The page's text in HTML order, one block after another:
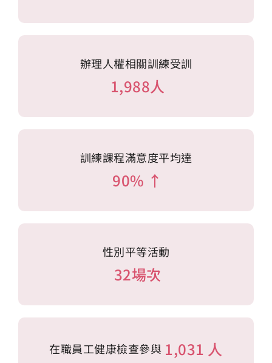
辦理人權相關訓練受訓
1,988人
訓練課程滿意度平均達
90% ↑
性別平等活動
32場次
在職員工健康檢查參與 1,031 人